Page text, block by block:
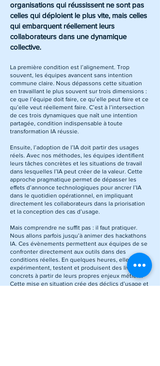
organisations qui réussissent ne sont pas
celles qui déploient le plus vite, mais celles
qui embarquent réellement leurs
collaborateurs dans une dynamique
collective.
La première condition est l’alignement. Trop
souvent, les équipes avancent sans intention
commune claire. Nous dépassons cette situation
en travaillant le plus souvent sur trois dimensions :
ce que l’équipe doit faire, ce qu’elle peut faire et ce
qu’elle veut réellement faire. C’est à l’intersection
de ces trois dynamiques que naît une intention
partagée, condition indispensable à toute
transformation IA réussie.
Ensuite, l’adoption de l’IA doit partir des usages
réels. Avec nos méthodes, les équipes identifient
leurs tâches concrètes et les situations de travail
dans lesquelles l’IA peut créer de la valeur. Cette
approche pragmatique permet de dépasser les
effets d’annonce technologiques pour ancrer l’IA
dans le quotidien opérationnel, en impliquant
directement les collaborateurs dans la priorisation
et la conception des cas d’usage.
Mais comprendre ne suffit pas : il faut pratiquer.
Nous allons parfois jusqu’à animer des hackathons
IA. Ces évènements permettent aux équipes de se
confronter directement aux outils dans des
conditions réelles. En quelques heures, elles
expérimentent, testent et produisent des livrables
concrets à partir de leurs propres enjeux métiers.
Cette mise en situation crée des déclics d’usage et